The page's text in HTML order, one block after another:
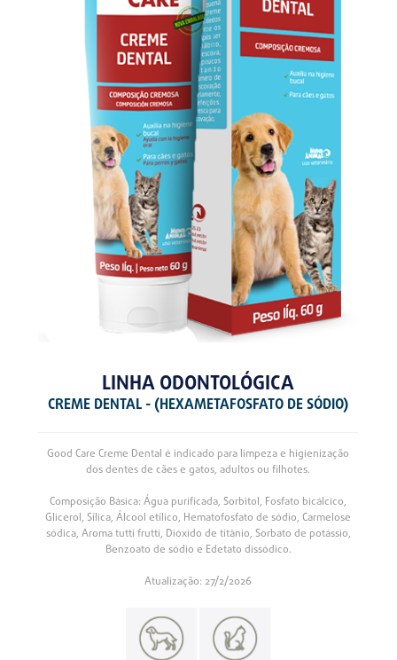
LINHA ODONTOLÓGICA
CREME DENTAL - (HEXAMETAFOSFATO DE SÓDIO)
Good Care Creme Dental é indicado para limpeza e higienização
dos dentes de cães e gatos, adultos ou filhotes.
Composição Básica: Água purificada, Sorbitol, Fosfato bicálcico,
Glicerol, Sílica, Álcool etílico, Hematofosfato de sódio, Carmelose
sódica, Aroma tutti frutti, Dióxido de titânio, Sorbato de potássio,
Benzoato de sódio e Edetato dissódico.
Atualização: 27/2/2026